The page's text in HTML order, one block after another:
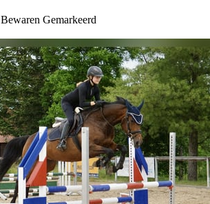
Bewaren Gemarkeerd